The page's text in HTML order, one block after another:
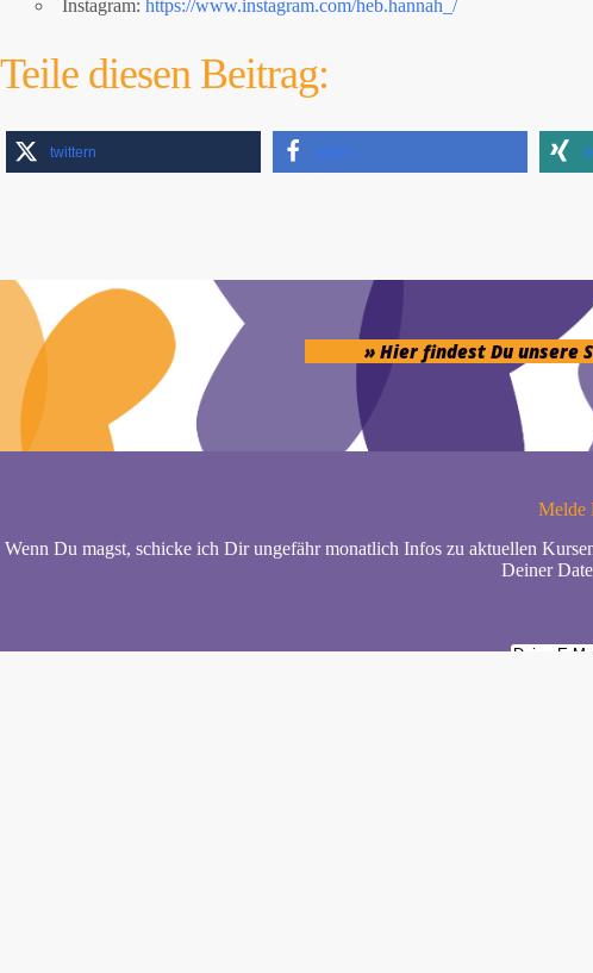
Instagram: https://www.instagram.com/heb.hannah_/
Teile diesen Beitrag:
twittern teilen
» Hier findest Du unsere
Melde
Wenn Du magst, schicke ich Dir ungefähr monatlich Infos zu aktuellen
Deiner